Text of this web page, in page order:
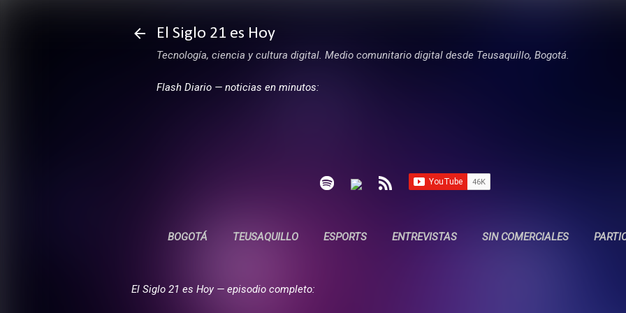
El Siglo 21 es Hoy
Tecnología, ciencia y cultura digital. Medio comunitario digital desde Teusaquillo, Bogotá.
Flash Diario — noticias en minutos:
BOGOTÁ TEUSAQUILLO ESPORTS ENTREVISTAS SIN COMERCIALES
El Siglo 21 es Hoy — episodio completo: